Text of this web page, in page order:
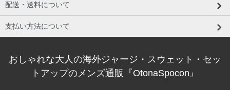
配送・送料について
支払い方法について
おしゃれな大人の海外ジャージ・スウェット・セッ
トアップのメンズ通販『OtonaSpocon』